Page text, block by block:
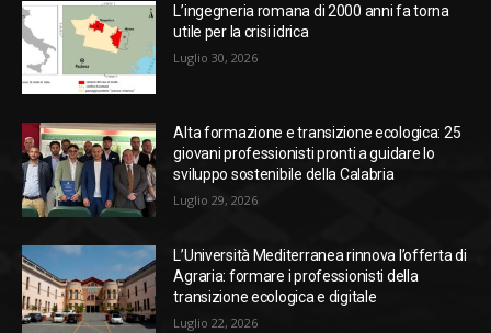
L’ingegneria romana di 2000 anni fa torna
utile per la crisi idrica
Luglio 30, 2026
Alta formazione e transizione ecologica: 25
giovani professionisti pronti a guidare lo
sviluppo sostenibile della Calabria
Luglio 29, 2026
L’Università Mediterranea rinnova l’offerta di
Agraria: formare i professionisti della
transizione ecologica e digitale
Luglio 22, 2026